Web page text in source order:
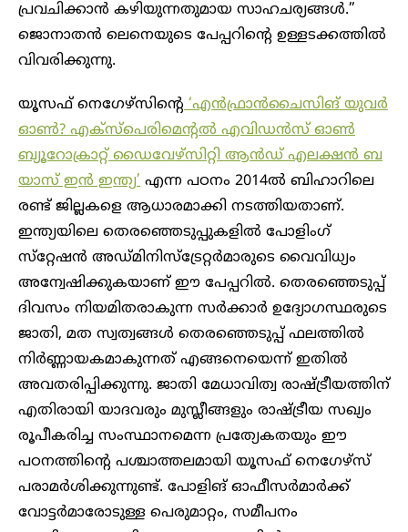
പ്രവചിക്കാൻ കഴിയുന്നതുമായ സാഹചര്യങ്ങൾ.”
ജൊനാതൻ ലെനെയുടെ പേപ്പറിന്റെ ഉള്ളടക്കത്തിൽ
വിവരിക്കുന്നു.
യൂസഫ് നെഗേഴ്‌സിന്റെ‘എൻഫ്രാൻചൈസിങ് യുവർ
ഓൺ? എക്‌സ്‌പെരിമെന്റൽ എവിഡൻസ് ഓൺ
ബ്യൂറോക്രാറ്റ് ഡൈവേഴ്‌സിറ്റി ആൻഡ് എലക്ഷൻ ബ
യാസ് ഇൻ ഇന്ത്യ’ എന്ന പഠനം 2014ൽ ബിഹാറിലെ
രണ്ട് ജില്ലകളെ ആധാരമാക്കി നടത്തിയതാണ്.
ഇന്ത്യയിലെ തെരഞ്ഞെടുപ്പുകളിൽ പോളിംഗ്
സ്‌റ്റേഷൻ അഡ്മിനിസ്‌ട്രേറ്റർമാരുടെ വൈവിധ്യം
അന്വേഷിക്കുകയാണ് ഈ പേപ്പറിൽ. തെരഞ്ഞെടുപ്പ്
ദിവസം നിയമിതരാകുന്ന സർക്കാർ ഉദ്യോഗസ്ഥരുടെ
ജാതി, മത സ്വത്വങ്ങൾ തെരഞ്ഞെടുപ്പ് ഫലത്തിൽ
നിർണ്ണായകമാകുന്നത് എങ്ങനെയെന്ന് ഇതിൽ
അവതരിപ്പിക്കുന്നു. ജാതി മേധാവിത്വ രാഷ്ട്രീയത്തിന്
എതിരായി യാദവരും മുസ്ലീങ്ങളും രാഷ്ട്രീയ സഖ്യം
രൂപീകരിച്ച സംസ്ഥാനമെന്ന പ്രത്യേകതയും ഈ
പഠനത്തിന്റെ പശ്ചാത്തലമായി യൂസഫ് നെഗേഴ്‌സ്
പരാമർശിക്കുന്നുണ്ട്. പോളിങ് ഓഫീസർമാർക്ക്
വോട്ടർമാരോടുള്ള പെരുമാറ്റം, സമീപനം